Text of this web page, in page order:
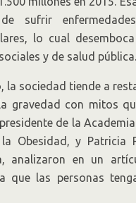
sufrir
lo cual
y de salud pública.
la sociedad tiende a
gravedad con mitos
de la
Obesidad, y Patricia
analizaron en un
que las personas